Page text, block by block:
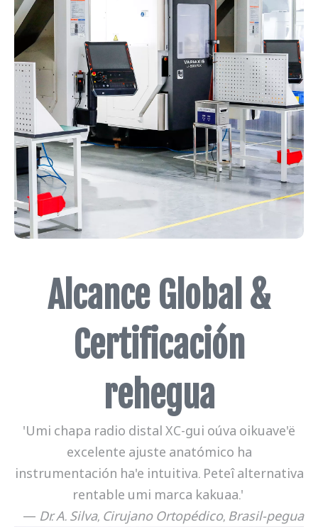
Alcance Global &
Certificación
rehegua
'Umi chapa radio distal XC-gui oúva oikuave'ë
excelente ajuste anatómico ha
instrumentación ha'e intuitiva. Peteî alternativa
rentable umi marca kakuaa.'
— Dr. A. Silva, Cirujano Ortopédico, Brasil-pegua